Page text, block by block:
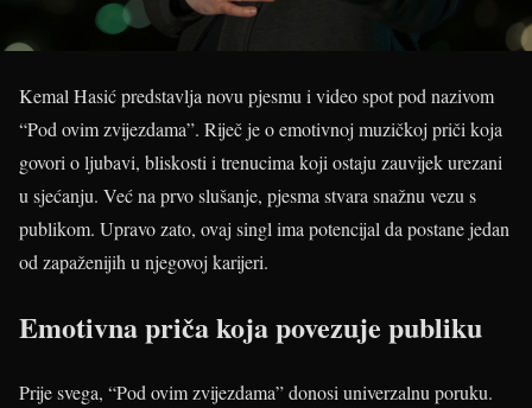
Kemal Hasić predstavlja novu pjesmu i video spot pod nazivom
“Pod ovim zvijezdama”. Riječ je o emotivnoj muzičkoj priči koja
govori o ljubavi, bliskosti i trenucima koji ostaju zauvijek urezani
u sjećanju. Već na prvo slušanje, pjesma stvara snažnu vezu s
publikom. Upravo zato, ovaj singl ima potencijal da postane jedan
od zapaženijih u njegovoj karijeri.
Emotivna priča koja povezuje publiku
Prije svega, “Pod ovim zvijezdama” donosi univerzalnu poruku.